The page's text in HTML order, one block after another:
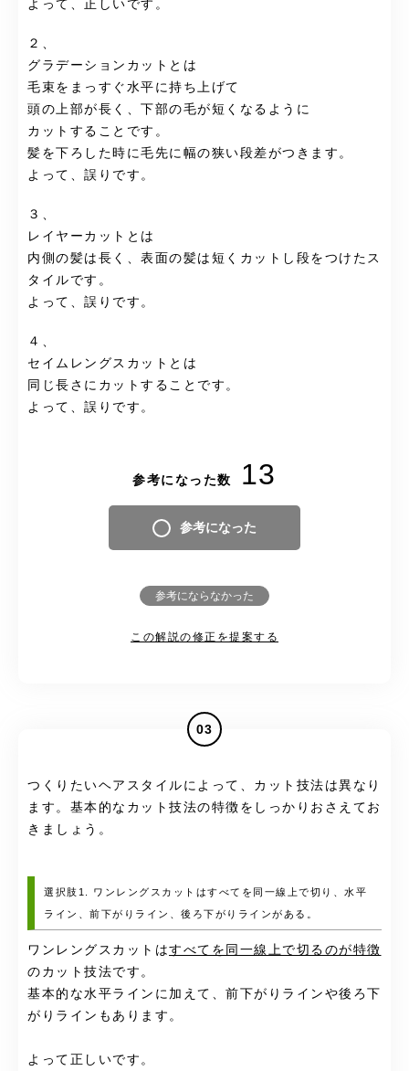
よって、正しいです。
２、
グラデーションカットとは
毛束をまっすぐ水平に持ち上げて
頭の上部が長く、下部の毛が短くなるように
カットすることです。
髪を下ろした時に毛先に幅の狭い段差がつきます。
よって、誤りです。
３、
レイヤーカットとは
内側の髪は長く、表面の髪は短くカットし段をつけたス
タイルです。
よって、誤りです。
４、
セイムレングスカットとは
同じ長さにカットすることです。
よって、誤りです。
参考になった数 13
参考になった
参考にならなかった
この解説の修正を提案する
03
つくりたいヘアスタイルによって、カット技法は異なり
ます。基本的なカット技法の特徴をしっかりおさえてお
きましょう。
選択肢1. ワンレングスカットはすべてを同一線上で切り、水平
ライン、前下がりライン、後ろ下がりラインがある。
ワンレングスカットはすべてを同一線上で切るのが特徴
のカット技法です。
基本的な水平ラインに加えて、前下がりラインや後ろ下
がりラインもあります。
よって正しいです。